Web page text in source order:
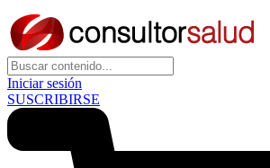
Iniciar sesión
SUSCRIBIRSE